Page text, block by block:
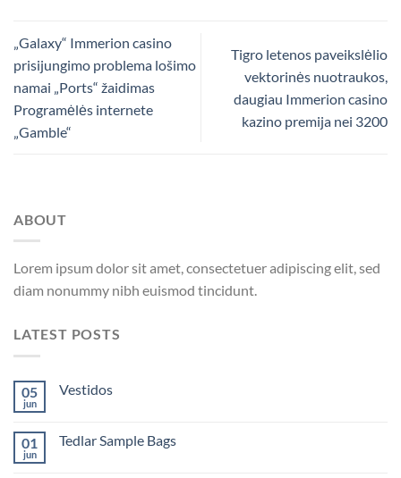
„Galaxy“ Immerion casino
prisijungimo problema lošimo
namai „Ports“ žaidimas
Programėlės internete
„Gamble“
Tigro letenos paveikslėlio
vektorinės nuotraukos,
daugiau Immerion casino
kazino premija nei 3200
ABOUT
Lorem ipsum dolor sit amet, consectetuer adipiscing elit, sed
diam nonummy nibh euismod tincidunt.
LATEST POSTS
05
jun
Vestidos
01
jun
Tedlar Sample Bags